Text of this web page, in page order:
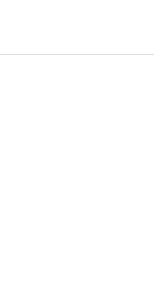
gebrek.
extra privé
ben je op de
transformatie